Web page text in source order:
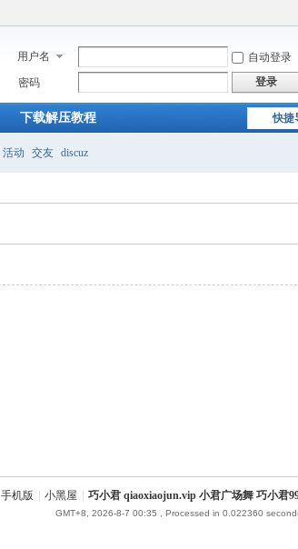
用户名 自动登录
密码
登录
快捷
下载解压教程
活动 交友 discuz
手机版 小黑屋 巧小君 qiaoxiaojun.vip 小君广场舞 巧小君
GMT+8, 2026-8-7 00:35 , Processed in 0.022360